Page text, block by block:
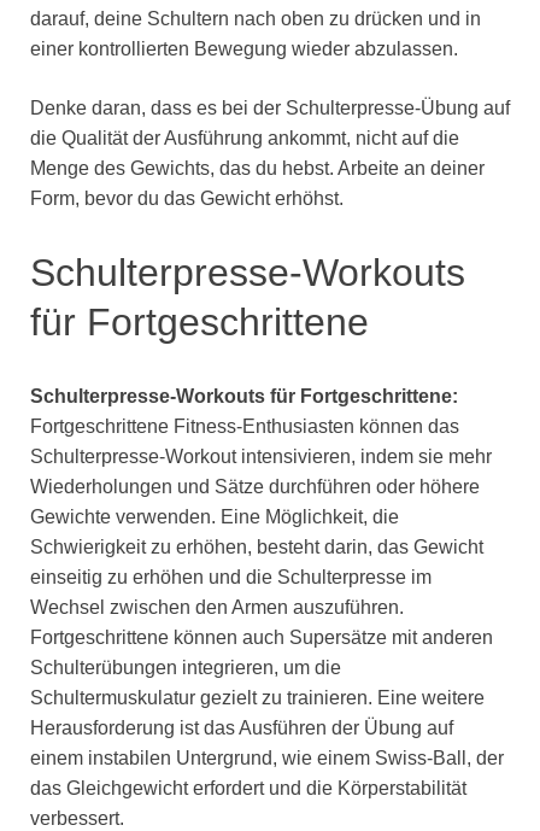
darauf, deine Schultern nach oben zu drücken und in
einer kontrollierten Bewegung wieder abzulassen.
Denke daran, dass es bei der Schulterpresse-Übung auf
die Qualität der Ausführung ankommt, nicht auf die
Menge des Gewichts, das du hebst. Arbeite an deiner
Form, bevor du das Gewicht erhöhst.
Schulterpresse-Workouts
für Fortgeschrittene
Schulterpresse-Workouts für Fortgeschrittene:
Fortgeschrittene Fitness-Enthusiasten können das
Schulterpresse-Workout intensivieren, indem sie mehr
Wiederholungen und Sätze durchführen oder höhere
Gewichte verwenden. Eine Möglichkeit, die
Schwierigkeit zu erhöhen, besteht darin, das Gewicht
einseitig zu erhöhen und die Schulterpresse im
Wechsel zwischen den Armen auszuführen.
Fortgeschrittene können auch Supersätze mit anderen
Schulterübungen integrieren, um die
Schultermuskulatur gezielt zu trainieren. Eine weitere
Herausforderung ist das Ausführen der Übung auf
einem instabilen Untergrund, wie einem Swiss-Ball, der
das Gleichgewicht erfordert und die Körperstabilität
verbessert.